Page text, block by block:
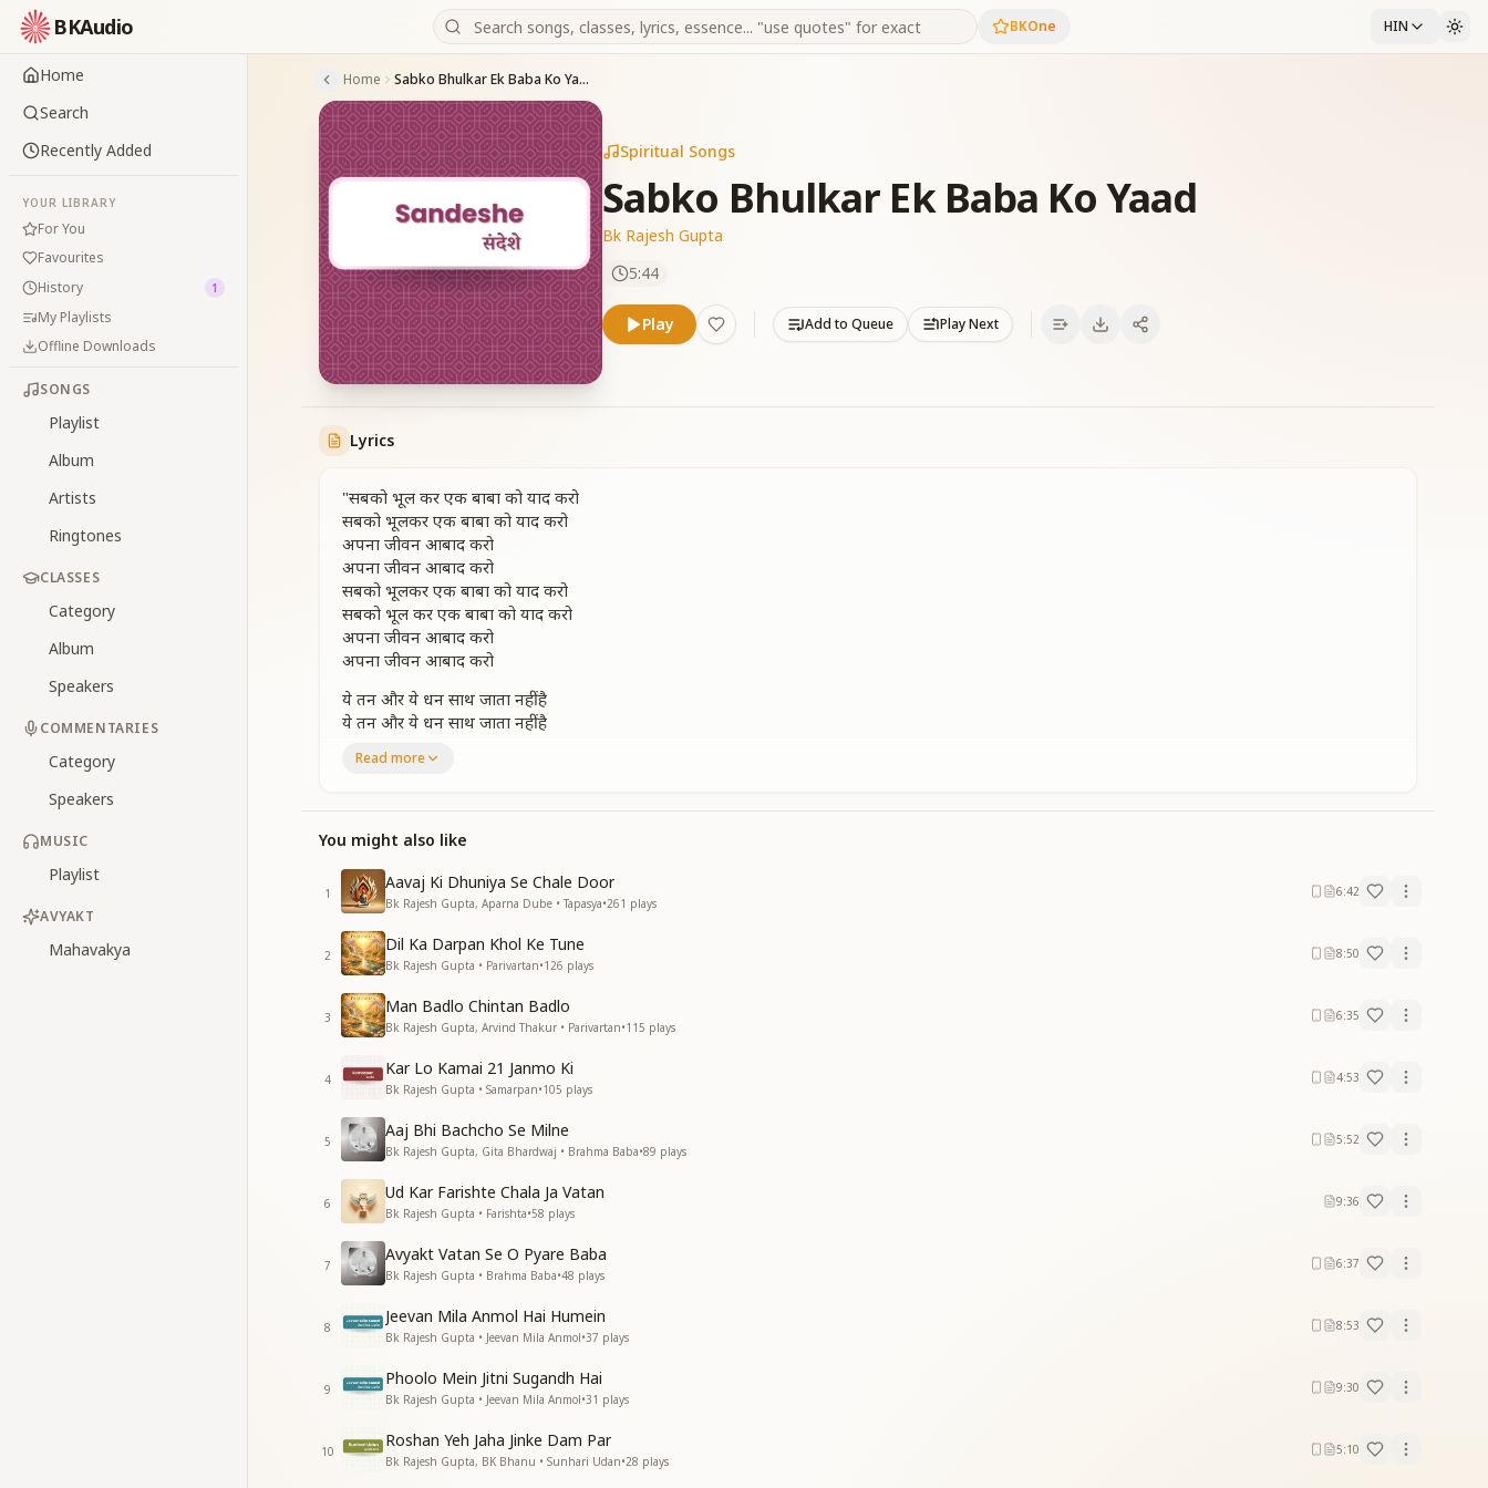
BKAudio BKOne HIN
Home
Search
Recently Added
YOUR LIBRARY
For You
Favourites
History
1
My Playlists
Offline Downloads
SONGS
Playlist
Album
Artists
Ringtones
CLASSES
Category
Album
Speakers
COMMENTARIES
Category
Speakers
MUSIC
Playlist
AVYAKT
Mahavakya
Home Sabko Bhulkar Ek Baba Ko Yaad
Spiritual Songs
Sabko Bhulkar Ek Baba Ko Yaad
Bk Rajesh Gupta
5:44
Play Add to Queue Play Next
Lyrics
"सबको भूल कर एक बाबा को याद करो
सबको भूलकर एक बाबा को याद करो
अपना जीवन आबाद करो
अपना जीवन आबाद करो
सबको भूलकर एक बाबा को याद करो
सबको भूल कर एक बाबा को याद करो
अपना जीवन आबाद करो
अपना जीवन आबाद करो
ये तन और ये धन साथ जाता नहीं है
ये तन और ये धन साथ जाता नहीं है
इस दुनिया में कोई साथ निभाता नहीं है
समय बड़ा है कीमती
इसे ना बर्बाद करो
अपना जीवन आबाद करो
ऐसा प्यारा बाबा फिर कब मिलेगा
वक्त गया तो फिर रब ना मिलेगा
वक्त गया तो फिर रब ना मिलेगा
पल-पल उनकी याद में
पल-पल उनकी याद में तुम पुरुषार्थ करो
अपना जीवन आबाद करो
अपना जीवन आबाद करो
कब करेंगे ये ना सोचो अब ही करना है
कब करेंगे ये ना सोचो अब भी करना है
श्रेष्ठ संकल्पों से दुनिया को बदलना है
स्वयं को पहचान कर
स्वयं को पहचान कर
तुम आत्मसार्थ करो
अपना जीवन आबाद करो
अपना जीवन आबाद करो
सबको भूल कर एक बाबा को याद करो
अपना जीवन आबाद करो
अपना जीवन आबाद करो
अपना जीवन आबाद करो"
Read more
You might also like
1
Aavaj Ki Dhuniya Se Chale Door
Bk Rajesh Gupta, Aparna Dube • Tapasya•261 plays
6:42
2
Dil Ka Darpan Khol Ke Tune
Bk Rajesh Gupta • Parivartan•126 plays
8:50
3
Man Badlo Chintan Badlo
Bk Rajesh Gupta, Arvind Thakur • Parivartan•115 plays
6:35
4
Kar Lo Kamai 21 Janmo Ki
Bk Rajesh Gupta • Samarpan•105 plays
4:53
5
Aaj Bhi Bachcho Se Milne
Bk Rajesh Gupta, Gita Bhardwaj • Brahma Baba•89 plays
5:52
6
Ud Kar Farishte Chala Ja Vatan
Bk Rajesh Gupta • Farishta•58 plays
9:36
7
Avyakt Vatan Se O Pyare Baba
Bk Rajesh Gupta • Brahma Baba•48 plays
6:37
8
Jeevan Mila Anmol Hai Humein
Bk Rajesh Gupta • Jeevan Mila Anmol•37 plays
8:53
9
Phoolo Mein Jitni Sugandh Hai
Bk Rajesh Gupta • Jeevan Mila Anmol•31 plays
9:30
10
Roshan Yeh Jaha Jinke Dam Par
Bk Rajesh Gupta, BK Bhanu • Sunhari Udan•28 plays
5:10